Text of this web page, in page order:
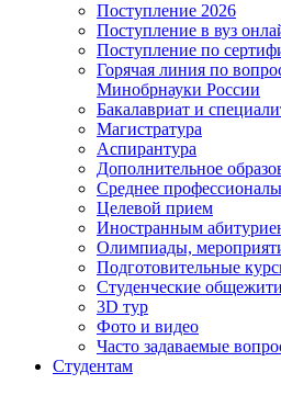
Поступление 2026
Поступление в вуз
Поступление по
Горячая линия по
Минобрнауки России
Бакалавриат и
Магистратура
Аспирантура
Дополнительное
Среднее
Целевой прием
Иностранным
Олимпиады,
Подготовительные
Студенческие
3D тур
Фото и видео
Часто задаваемые
Студентам